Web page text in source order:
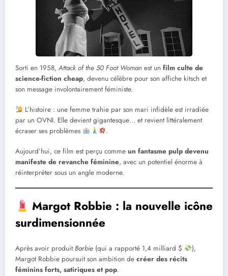
Sorti en 1958, Attack of the 50 Foot Woman est un film culte de
science-fiction cheap, devenu célèbre pour son affiche kitsch et
son message involontairement féministe.
L’histoire : une femme trahie par son mari infidèle est irradiée
par un OVNI. Elle devient gigantesque… et revient littéralement
écraser ses problèmes
.
Aujourd’hui, ce film est perçu comme un fantasme pulp devenu
manifeste de revanche féminine, avec un potentiel énorme à
réinterpréter sous un angle moderne.
Margot Robbie : la nouvelle icône
surdimensionnée
Après avoir produitBarbie (qui a rapporté 1,4 milliard $
),
Margot Robbie poursuit son ambition de créer des récits
féminins forts, satiriques et pop.